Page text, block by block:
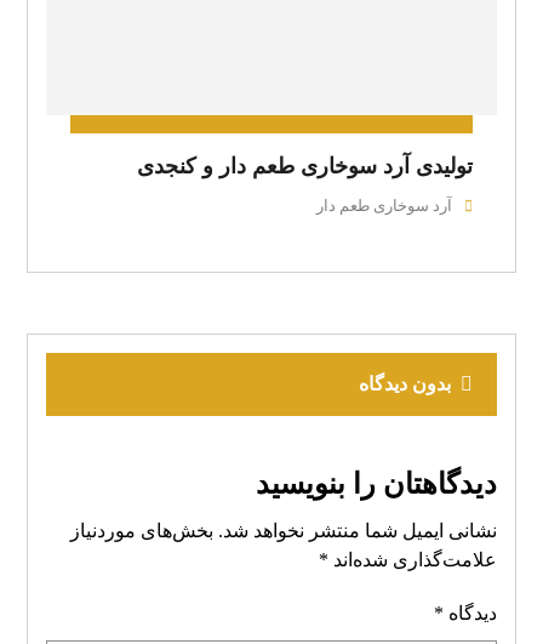
تولیدی آرد سوخاری طعم دار و کنجدی
آرد سوخاری طعم دار
بدون دیدگاه
دیدگاهتان را بنویسید
نشانی ایمیل شما منتشر نخواهد شد. بخش‌های موردنیاز
علامت‌گذاری شده‌اند *
دیدگاه *